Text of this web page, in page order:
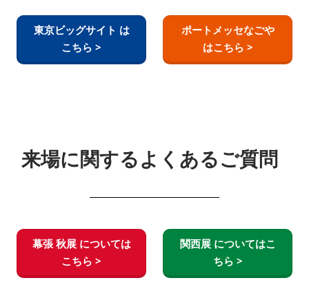
東京ビッグサイト は
こちら >
ポートメッセなごや
はこちら >
来場に関するよくあるご質問
幕張 秋展 については
こちら >
関西展 についてはこ
ちら >